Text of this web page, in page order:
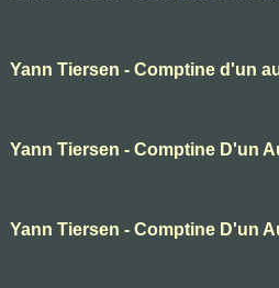
Yann Tiersen - Comptine d'un
Yann Tiersen - Comptine D'un
Yann Tiersen - Comptine D'un